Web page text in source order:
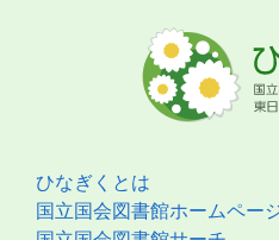
ひなぎくとは
国立国会図書館ホームペー